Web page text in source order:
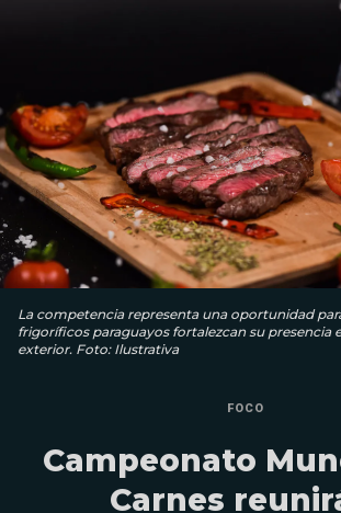
La competencia representa una oportunidad
frigoríficos paraguayos fortalezcan su presencia
exterior. Foto: Ilustrativa
FOCO
Campeonato
Carnes